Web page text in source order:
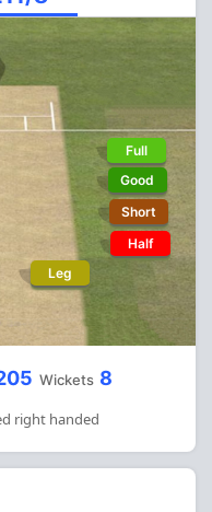
Leg
Full
Good
Short
Half
Wickets 8
right handed